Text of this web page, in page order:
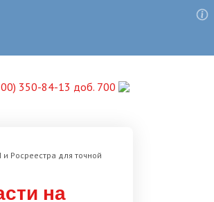
350-84-13 доб. 700
Росреестра для точной
на